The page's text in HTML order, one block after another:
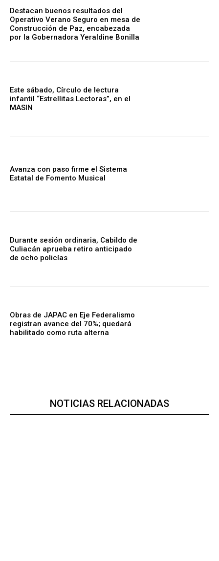
Destacan buenos resultados del
Operativo Verano Seguro en mesa de
Construcción de Paz, encabezada
por la Gobernadora Yeraldine Bonilla
Este sábado, Círculo de lectura
infantil “Estrellitas Lectoras”, en el
MASIN
Avanza con paso firme el Sistema
Estatal de Fomento Musical
Durante sesión ordinaria, Cabildo de
Culiacán aprueba retiro anticipado
de ocho policías
Obras de JAPAC en Eje Federalismo
registran avance del 70%; quedará
habilitado como ruta alterna
NOTICIAS RELACIONADAS